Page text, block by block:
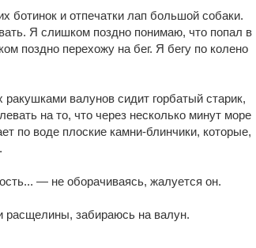
ботинок и отпечатки лап большой собаки.
Я слишком поздно понимаю, что попал в
поздно перехожу на бег. Я бегу по колено
валунов сидит горбатый старик,
на то, что через несколько минут море
по воде плоские камни-блинчики, которые,
— не оборачиваясь, жалуется он.
забираюсь на валун.